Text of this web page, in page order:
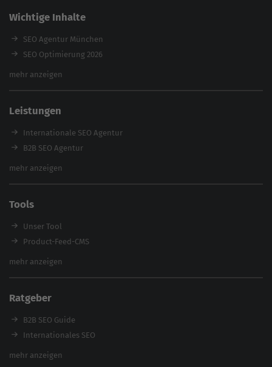
Wichtige Inhalte
SEO Agentur München
SEO Optimierung 2026
Backlink-Audit 2026
Referenzen
E-Books
Magazin
mehr anzeigen
Leistungen
Internationale SEO Agentur
B2B SEO Agentur
Inhouse SEO Agentur
Enterprise SEO Agentur
Workshops
mehr anzeigen
Tools
Unser Tool
Product-Feed-CMS
Website Analyse
Backlink-Check
Ladezeiten-Check
Brand Protection Tool
Website SEO Check
mehr anzeigen
Ratgeber
B2B SEO Guide
Internationales SEO
eCommerce SEO
mehr anzeigen